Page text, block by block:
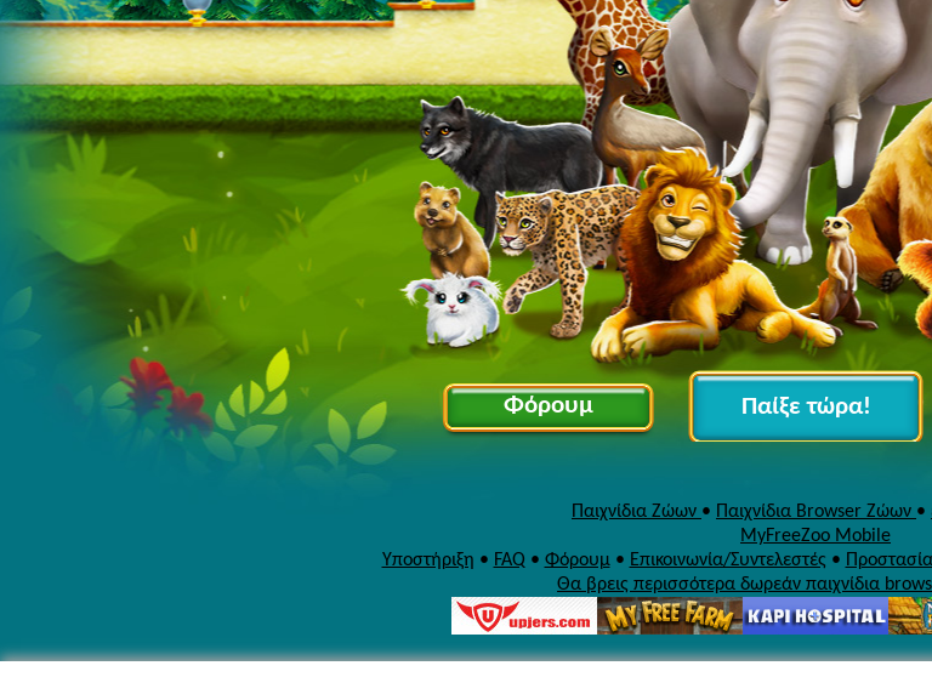
Παίξε τώρα!
Φόρουμ
Παιχνίδια Ζώων • Παιχνίδια Browser Ζώων •
MyFreeZoo Mobile
Υποστήριξη • FAQ • Φόρουμ• Επικοινωνία/Συντελεστές •
Θα βρεις περισσότερα δωρεάν παιχνίδια